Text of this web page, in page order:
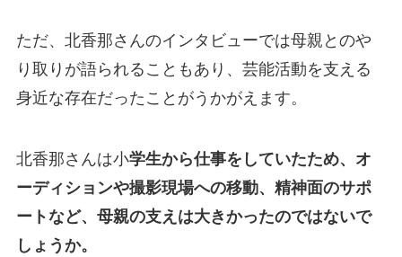
ただ、北香那さんのインタビューでは母親とのや
り取りが語られることもあり、芸能活動を支える
身近な存在だったことがうかがえます。
北香那さんは小学生から仕事をしていたため、オ
ーディションや撮影現場への移動、精神面のサポ
ートなど、母親の支えは大きかったのではないで
しょうか。